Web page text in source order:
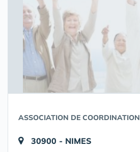
ASSOCIATION DE COORDINATION
30900 - NIMES